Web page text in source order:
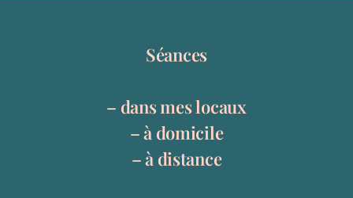
Séances
– dans mes locaux
– à domicile
– à distance